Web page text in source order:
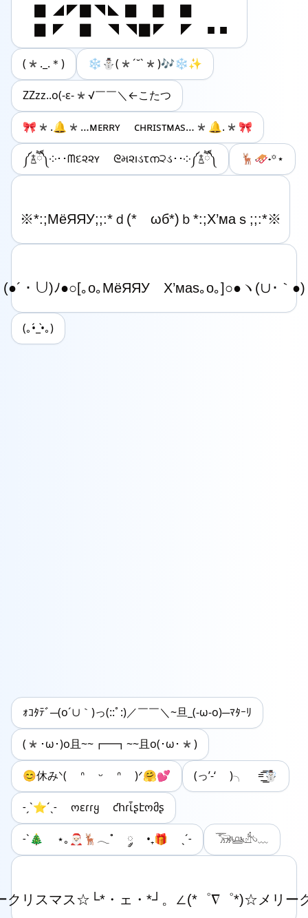
▉ ◢◤▉◥◣ ▉　▉　▉
▉ ◤　▉　◥ ◥▉◤　◤　■ ■
(*._.＊) ❄⛄️(*ˊ˘ˋ*)🎶❄️✨
ZZzz..o(-ε-*√￣￣＼←こたつ
🎀*.🔔*…ᴍᴇʀʀʏ ᴄʜʀɪsᴛᴍᴀs…*🔔.*🎀
༼࿄ཽ༽༶･･ᗰદ૨૨ʏ ᘓમ૨ıડτന੨ડ･･༶༼࿄ཽ༽ 🦌🛷˖꙳⋆
(｡•́_•̀｡)
ｫｺﾀﾃﾞ─(o´∪｀)っ(::ﾟ:)／￣￣＼~旦_(-ω-o)─ﾏﾀｰﾘ
(*･ω･)o且~~┏━┓~~且o(･ω･*)
😊休みᐠ( ᐢ ᵕ ᐢ )ᐟ🤗︎💕 (っ’-‘ )╮ =͟͟͞͞☃
˗ˏˋ⭐´ˎ˗ ოεɾɾყ ƈհɾἶʂէომʂ
˗ˋ🎄 ⋆｡🎅🏻🦌𓂃˚ ༘ •₊🎁 ˎˊ˗ 𓃝𓊞𓀲𓄼﹏